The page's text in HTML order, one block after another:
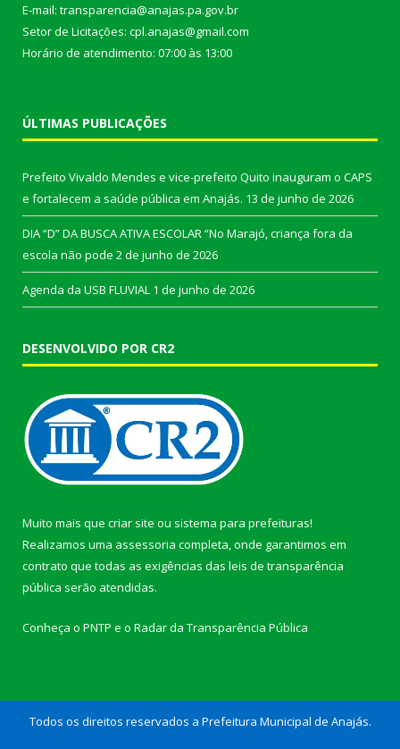
E-mail: transparencia@anajas.pa.gov.br
Setor de Licitações: cpl.anajas@gmail.com
Horário de atendimento: 07:00 às 13:00
ÚLTIMAS PUBLICAÇÕES
Prefeito Vivaldo Mendes e vice-prefeito Quito inauguram o CAPS
e fortalecem a saúde pública em Anajás. 13 de junho de 2026
DIA “D” DA BUSCA ATIVA ESCOLAR “No Marajó, criança fora da
escola não pode 2 de junho de 2026
Agenda da USB FLUVIAL 1 de junho de 2026
DESENVOLVIDO POR CR2
Muito mais que criar site ou sistema para prefeituras!
Realizamos uma assessoria completa, onde garantimos em
contrato que todas as exigências das leis de transparência
pública serão atendidas.
Conheça o PNTP e o Radar da Transparência Pública
Todos os direitos reservados a Prefeitura Municipal de Anajás.